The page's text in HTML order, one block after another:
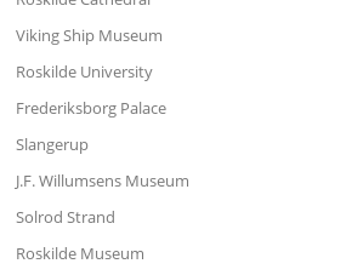
Viking Ship Museum
Roskilde University
Frederiksborg Palace
Slangerup
J.F. Willumsens Museum
Solrod Strand
Roskilde Museum